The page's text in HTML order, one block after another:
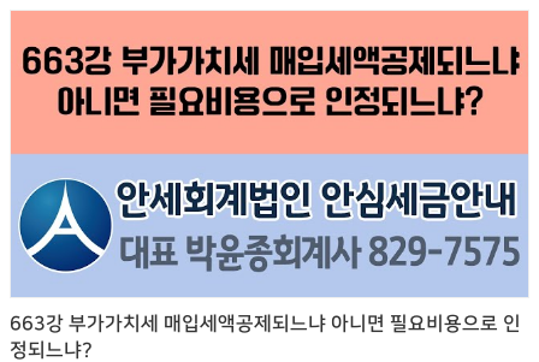
663강 부가가치세 매입세액공제되느냐 아니면 필요비용으로 인
정되느냐?